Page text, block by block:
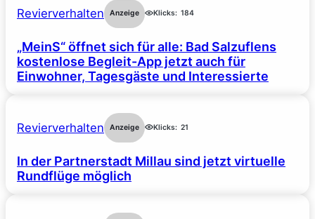
Revierverhalten Anzeige Klicks: 184
„MeinS“ öffnet sich für alle: Bad Salzuflens
kostenlose Begleit-App jetzt auch für
Einwohner, Tagesgäste und Interessierte
Revierverhalten Anzeige Klicks: 21
In der Partnerstadt Millau sind jetzt virtuelle
Rundflüge möglich